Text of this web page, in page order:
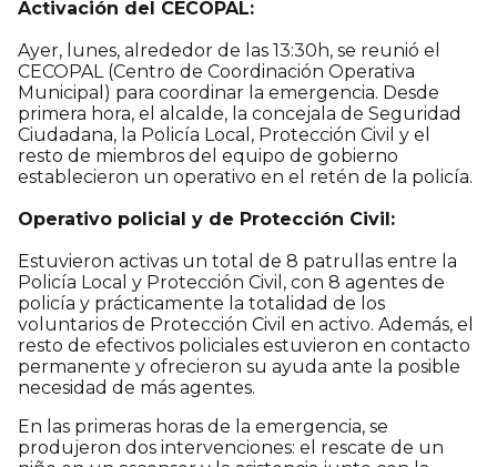
Activación del CECOPAL:
Ayer, lunes, alrededor de las 13:30h, se reunió el
CECOPAL (Centro de Coordinación Operativa
Municipal) para coordinar la emergencia. Desde
primera hora, el alcalde, la concejala de Seguridad
Ciudadana, la Policía Local, Protección Civil y el
resto de miembros del equipo de gobierno
establecieron un operativo en el retén de la policía.
Operativo policial y de Protección Civil:
Estuvieron activas un total de 8 patrullas entre la
Policía Local y Protección Civil, con 8 agentes de
policía y prácticamente la totalidad de los
voluntarios de Protección Civil en activo. Además, el
resto de efectivos policiales estuvieron en contacto
permanente y ofrecieron su ayuda ante la posible
necesidad de más agentes.
En las primeras horas de la emergencia, se
produjeron dos intervenciones: el rescate de un